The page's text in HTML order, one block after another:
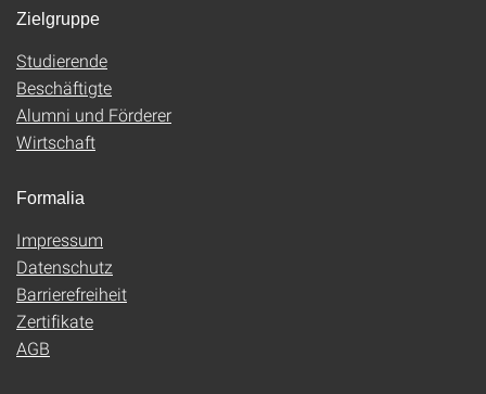
Zielgruppe
Studierende
Beschäftigte
Alumni und Förderer
Wirtschaft
Formalia
Impressum
Datenschutz
Barrierefreiheit
Zertifikate
AGB